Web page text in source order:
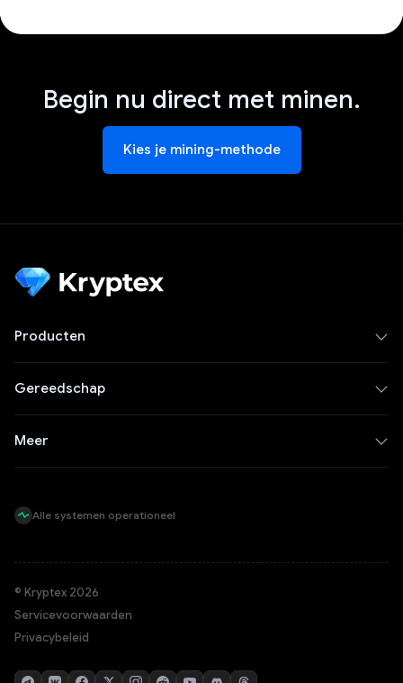
Begin nu direct met minen.
Kies je mining-methode
Producten
Gereedschap
Meer
Alle systemen operationeel
© Kryptex 2026
Servicevoorwaarden
Privacybeleid